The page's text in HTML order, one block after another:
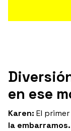
en ese
Karen: El
la embarramos.